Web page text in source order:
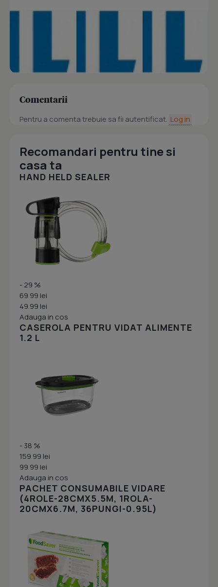
Comentarii
Pentru a comenta trebuie sa fii autentificat. Log in
Recomandari pentru tine si
casa ta
HAND HELD SEALER
- 29 %
69.99 lei
49.99 lei
Adauga in cos
CASEROLA PENTRU VIDAT ALIMENTE
1.2 L
- 38 %
159.99 lei
99.99 lei
Adauga in cos
PACHET CONSUMABILE VIDARE
(4ROLE-28CMX5.5M, 1ROLA-
20CMX6.7M, 36PUNGI-0.95L)